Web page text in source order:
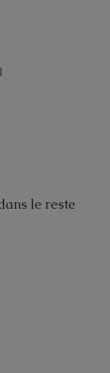
le reste